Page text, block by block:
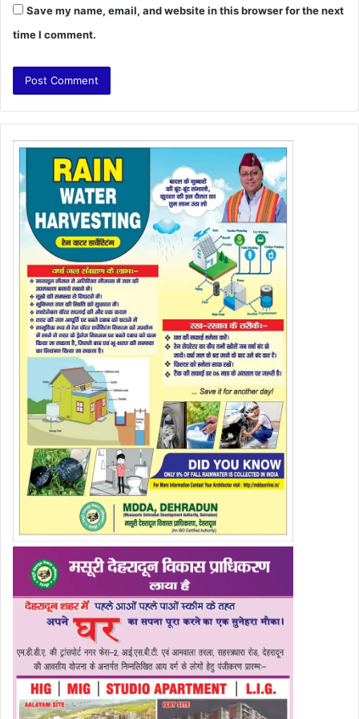
Save my name, email, and website in this browser for the next
time I comment.